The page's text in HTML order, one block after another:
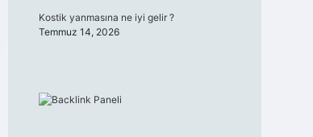
Kostik yanmasına ne iyi gelir ?
Temmuz 14, 2026